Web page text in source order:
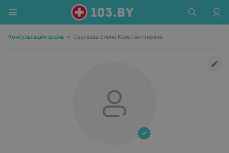
Консультация врача • Сергеева Елена Константиновна